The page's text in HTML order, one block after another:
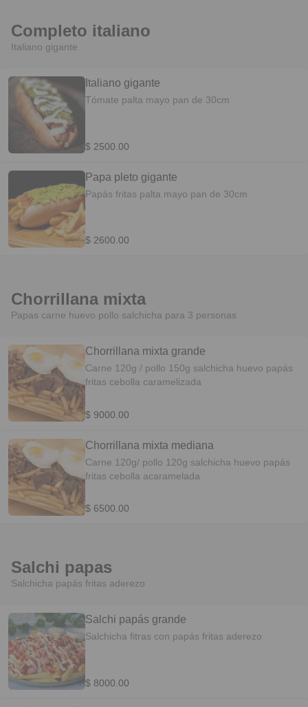
Completo italiano
Italiano gigante
Italiano gigante
Tómate palta mayo pan de 30cm
$ 2500.00
Papa pleto gigante
Papás fritas palta mayo pan de 30cm
$ 2600.00
Chorrillana mixta
Papas carne huevo pollo salchicha para 3 personas
Chorrillana mixta grande
Carne 120g / pollo 150g salchicha huevo papás
fritas cebolla caramelizada
$ 9000.00
Chorrillana mixta mediana
Carne 120g/ pollo 120g salchicha huevo papás
fritas cebolla acaramelada
$ 6500.00
Salchi papas
Salchicha papás fritas aderezo
Salchi papás grande
Salchicha fitras con papás fritas aderezo
$ 8000.00